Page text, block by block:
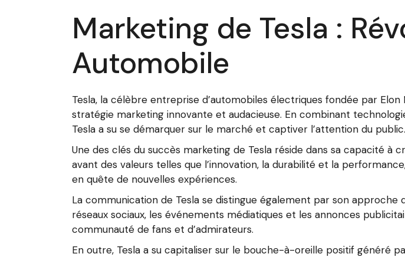
Marketing de Tesla :
Automobile
Tesla, la célèbre entreprise d’automobiles électriques fondée par
stratégie marketing innovante et audacieuse. En combinant
Tesla a su se démarquer sur le marché et captiver l’attention du public.
Une des clés du succès marketing de Tesla réside dans sa capacité
avant des valeurs telles que l’innovation, la durabilité et la
en quête de nouvelles expériences.
La communication de Tesla se distingue également par son
réseaux sociaux, les événements médiatiques et les annonces
communauté de fans et d’admirateurs.
En outre, Tesla a su capitaliser sur le bouche-à-oreille positif généré